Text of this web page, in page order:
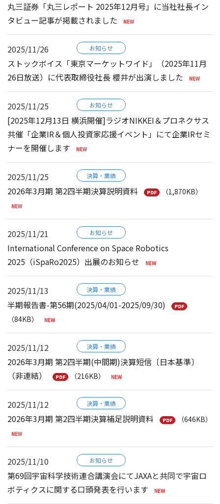
丸三証券「丸三レポート 2025年12月号」に当社社長イン
タビュー記事が掲載されました
2025/11/26 お知らせ
ストックボイス「東京マーケットワイド」（2025年11月
26日放送）に代表取締役社長 櫻井が出演しました
2025/11/25 お知らせ
[2025年12月13日 横浜開催]ラジオNIKKEI＆プロネクサス
共催「企業IR＆個人投資家応援イベント」にて企業IRセミ
ナーを開催します
2025/11/25 決算・業績
2026年3月期 第2四半期決算説明資料 （1,870KB）
2025/11/21 お知らせ
International Conference on Space Robotics
2025（iSpaRo2025）出展のお知らせ
2025/11/13 決算・業績
半期報告書-第56期(2025/04/01-2025/09/30)
（84KB）
2025/11/12 決算・業績
2026年3月期 第2四半期(中間期)決算短信〔日本基準〕
（非連結）
（216KB）
2025/11/12 決算・業績
2026年3月期 第2四半期決算補足説明資料 （646KB）
2025/11/10 お知らせ
第69回宇宙科学技術連合講演会にてJAXAと共同で宇宙ロ
ボティクスに関する口頭発表を行います